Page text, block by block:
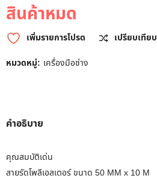
สินค้าหมด
เพิ่มรายการโปรด
เปรียบเทียบ
หมวดหมู่: เครื่องมือช่าง
คำอธิบาย
คุณสมบัติเด่น
สายรัดโพลีเอสเตอร์ ขนาด 50 MM x 10 M